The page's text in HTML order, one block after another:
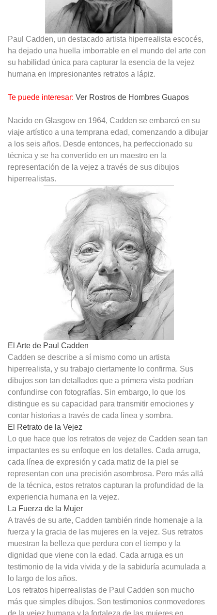
Paul Cadden, un destacado artista hiperrealista escocés,
ha dejado una huella imborrable en el mundo del arte con
su habilidad única para capturar la esencia de la vejez
humana en impresionantes retratos a lápiz.
Te puede interesar: Ver Rostros de Hombres Guapos
Nacido en Glasgow en 1964, Cadden se embarcó en su
viaje artístico a una temprana edad, comenzando a dibujar
a los seis años. Desde entonces, ha perfeccionado su
técnica y se ha convertido en un maestro en la
representación de la vejez a través de sus dibujos
hiperrealistas.
El Arte de Paul Cadden
Cadden se describe a sí mismo como un artista
hiperrealista, y su trabajo ciertamente lo confirma. Sus
dibujos son tan detallados que a primera vista podrían
confundirse con fotografías. Sin embargo, lo que los
distingue es su capacidad para transmitir emociones y
contar historias a través de cada línea y sombra.
El Retrato de la Vejez
Lo que hace que los retratos de vejez de Cadden sean tan
impactantes es su enfoque en los detalles. Cada arruga,
cada línea de expresión y cada matiz de la piel se
representan con una precisión asombrosa. Pero más allá
de la técnica, estos retratos capturan la profundidad de la
experiencia humana en la vejez.
La Fuerza de la Mujer
A través de su arte, Cadden también rinde homenaje a la
fuerza y la gracia de las mujeres en la vejez. Sus retratos
muestran la belleza que perdura con el tiempo y la
dignidad que viene con la edad. Cada arruga es un
testimonio de la vida vivida y de la sabiduría acumulada a
lo largo de los años.
Los retratos hiperrealistas de Paul Cadden son mucho
más que simples dibujos. Son testimonios conmovedores
de la vejez humana y la fortaleza de las mujeres en